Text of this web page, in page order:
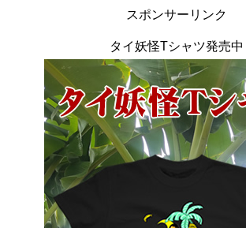
スポンサーリンク
タイ妖怪Tシャツ発売中